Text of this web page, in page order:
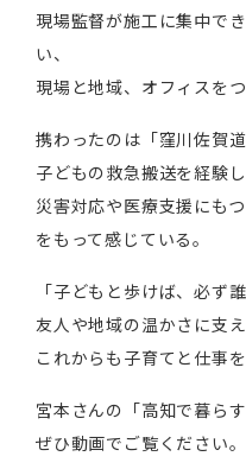
現場監督が施工に集中で
い、
現場と地域、オフィスを
携わったのは「窪川佐賀道
子どもの救急搬送を経験し
災害対応や医療支援にも
をもって感じている。
「子どもと歩けば、必ず
友人や地域の温かさに支え
これからも子育てと仕事
宮本さんの「高知で暮らす
ぜひ動画でご覧ください。